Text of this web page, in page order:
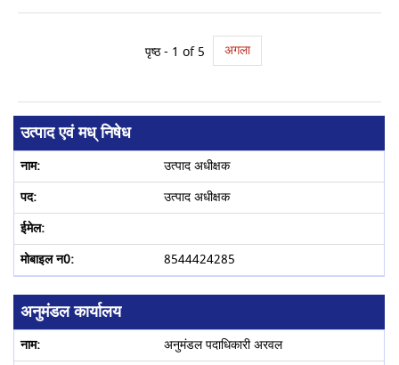
पृष्ठ - 1 of 5 अगला
उत्पाद एवं मध् निषेध
उत्पाद अधीक्षक
उत्पाद अधीक्षक
8544424285
अनुमंडल कार्यालय
अनुमंडल पदाधिकारी अरवल